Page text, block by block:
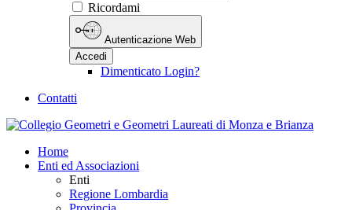
Ricordami
Autenticazione Web
Accedi
Dimenticato Login?
Contatti
Home
Enti ed Associazioni
Enti
Regione Lombardia